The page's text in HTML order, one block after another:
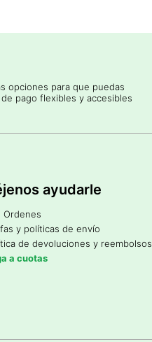
opciones para que puedas
pago flexibles y accesibles
ayudarle
Ordenes
y políticas de envío
de devoluciones y reembolsos
a cuotas